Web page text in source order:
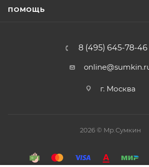
ПОМОЩЬ
8 (495) 645-78-46
г. Москва
2026 © Mр.Сумкин